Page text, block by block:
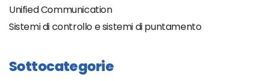
Unified Communication
Sistemi di controllo e sistemi di puntamento
Sottocategorie